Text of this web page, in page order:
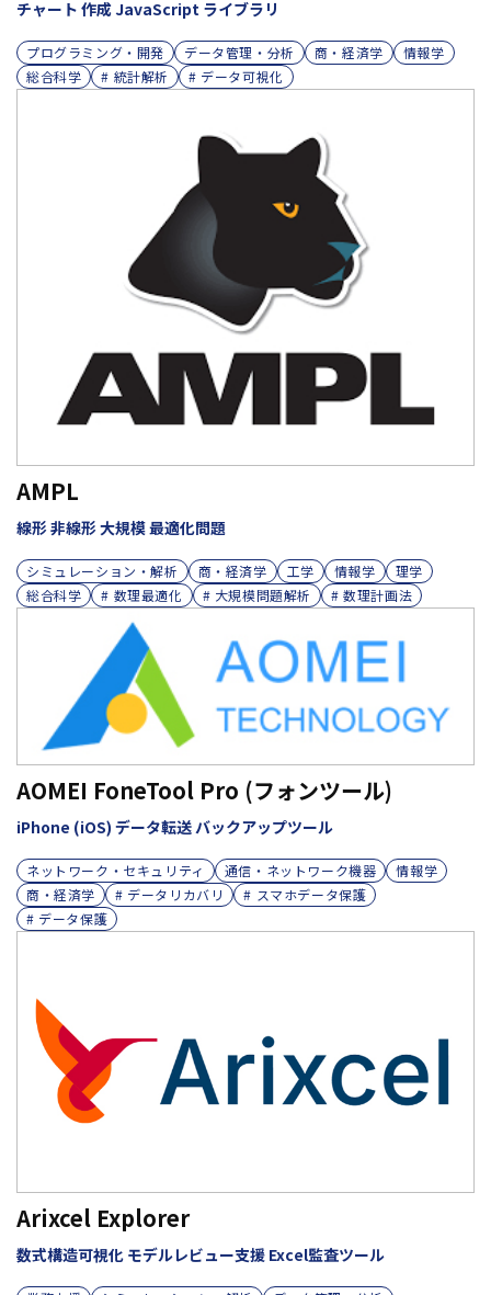
チャート 作成 JavaScript ライブラリ
プログラミング・開発 データ管理・分析 商・経済学
情報学
総合科学
# 統計解析 # データ可視化
AMPL
線形 非線形 大規模 最適化問題
シミュレーション・解析 商・経済学 工学 情報学
理学
総合科学
# 数理最適化 # 大規模問題解析 # 数理計画法
AOMEI FoneTool Pro (フォンツール)
iPhone (iOS) データ転送 バックアップツール
ネットワーク・セキュリティ 通信・ネットワーク機器
情報学
商・経済学
# データリカバリ
# スマホデータ保護
# データ保護
Arixcel Explorer
数式構造可視化 モデルレビュー支援 Excel監査ツール